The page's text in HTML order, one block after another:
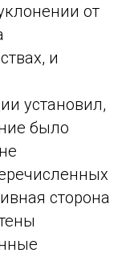
от
и
установил,
было
сторона